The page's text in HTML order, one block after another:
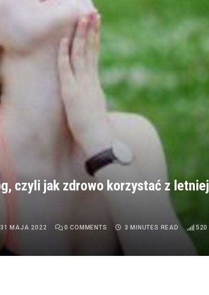
czyli jak zdrowo korzystać z letniej
31 MAJA 2022 0 COMMENTS 3 MINUTES READ 520